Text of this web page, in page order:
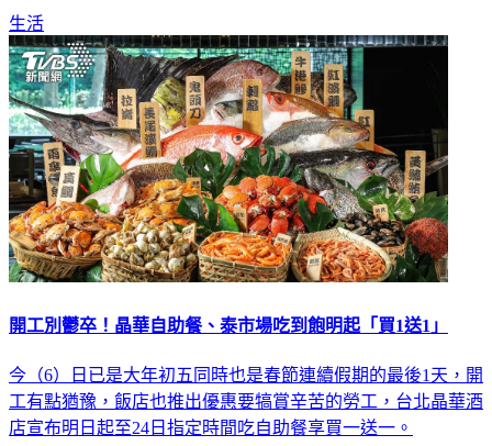
生活
開工別鬱卒！晶華自助餐、泰市場吃到飽明起「買1送1」
今（6）日已是大年初五同時也是春節連續假期的最後1天，開
工有點猶豫，飯店也推出優惠要犒賞辛苦的勞工，台北晶華酒
店宣布明日起至24日指定時間吃自助餐享買一送一。